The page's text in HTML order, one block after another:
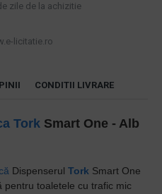
zile de la achizitie
licitatie.ro
CONDITII LIVRARE
Tork Smart One - Alb
Dispenserul Tork Smart One
pentru toaletele cu trafic mic